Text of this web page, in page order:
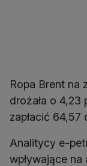
Ropa Brent na
drożała o 4,23
zapłacić 64,57
Analitycy e-
wpływające